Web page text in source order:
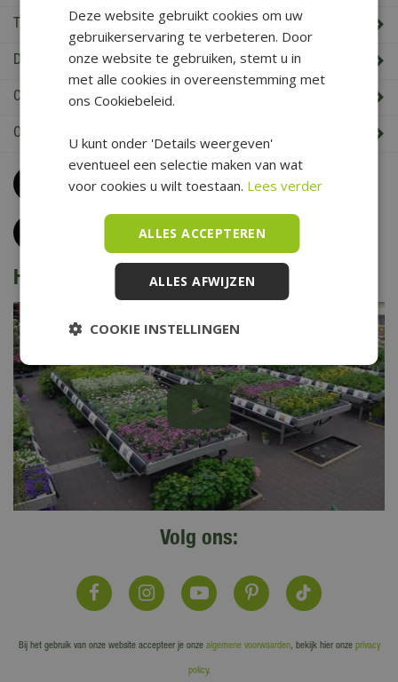
Tuincentrum De Boet
De Boet klantenkaart
Cadeaukaart saldo check
Openingstijden & Contact
Bel0226 352 197
(maandag t/m zaterdag van 09.00 t/m 17.00 uur)
Klantenservice
Het is voorjaar bij De Boet
Volg ons:
Bij het gebruik van onze website accepteer je onze algemene voorwaarden, bekijk hier onze privacy
policy.
Deze website gebruikt cookies om uw
gebruikerservaring te verbeteren. Door
onze website te gebruiken, stemt u in
met alle cookies in overeenstemming met
ons Cookiebeleid.
U kunt onder 'Details weergeven'
eventueel een selectie maken van wat
voor cookies u wilt toestaan. Lees verder
ALLES ACCEPTEREN
ALLES AFWIJZEN
COOKIE INSTELLINGEN